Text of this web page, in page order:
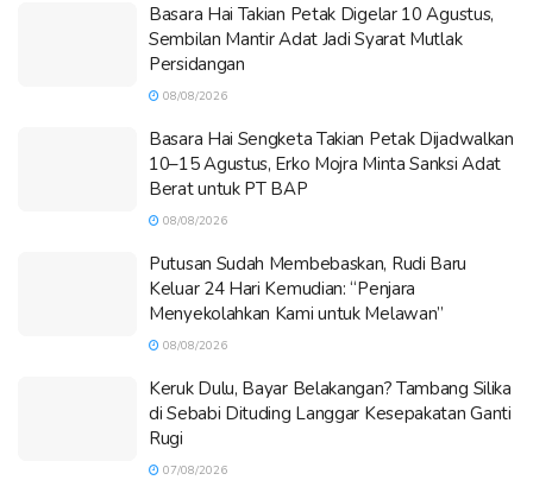
Basara Hai Takian Petak Digelar 10 Agustus,
Sembilan Mantir Adat Jadi Syarat Mutlak
Persidangan
08/08/2026
Basara Hai Sengketa Takian Petak Dijadwalkan
10–15 Agustus, Erko Mojra Minta Sanksi Adat
Berat untuk PT BAP
08/08/2026
Putusan Sudah Membebaskan, Rudi Baru
Keluar 24 Hari Kemudian: “Penjara
Menyekolahkan Kami untuk Melawan”
08/08/2026
Keruk Dulu, Bayar Belakangan? Tambang Silika
di Sebabi Dituding Langgar Kesepakatan Ganti
Rugi
07/08/2026